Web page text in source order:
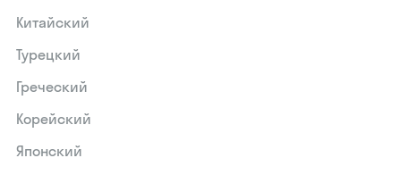
Китайский
Турецкий
Греческий
Корейский
Японский